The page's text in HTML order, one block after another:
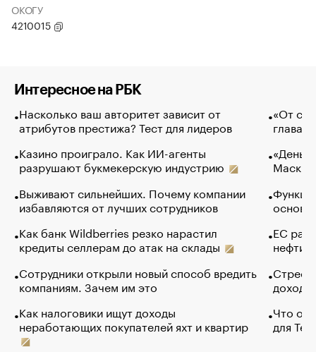
ОКОГУ
4210015
Интересное на РБК
Насколько ваш авторитет зависит от
атрибутов престижа? Тест для лидеров
Казино проиграло. Как ИИ-агенты
разрушают букмекерскую индустрию
Выживают сильнейших. Почему компании
избавляются от лучших сотрудников
Как банк Wildberries резко нарастил
кредиты селлерам до атак на склады
Сотрудники открыли новый способ вредить
компаниям. Зачем им это
Как налоговики ищут доходы
неработающих покупателей яхт и квартир
«От
глава
Маск в
основ
ЕС
нефти
Что
для